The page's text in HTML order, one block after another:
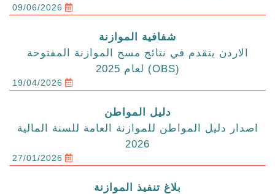
09/06/2026
شفافية الموازنة
الاردن يتقدم في نتائج مسح الموازنة المفتوحة
(OBS) لعام 2025
19/04/2026
دليل المواطن
اصدار دليل المواطن للموازنة العامة للسنة المالية
2026
27/01/2026
بلاغ تنفيذ الموازنة